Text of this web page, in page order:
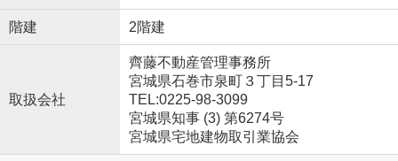
階建 2階建
取扱会社
齊藤不動産管理事務所
宮城県石巻市泉町３丁目5-17
TEL:0225-98-3099
宮城県知事 (3) 第6274号
宮城県宅地建物取引業協会